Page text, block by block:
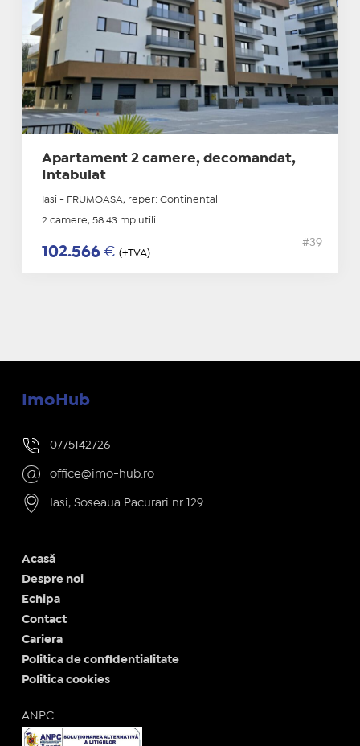
Apartament 2 camere, decomandat,
Intabulat
Iasi - FRUMOASA, reper: Continental
2 camere, 58.43 mp utili
102.566 € (+TVA)
#39
ImoHub
0775142726
office@imo-hub.ro
Iasi, Soseaua Pacurari nr 129
Acasă
Despre noi
Echipa
Contact
Cariera
Politica de confidentialitate
Politica cookies
ANPC